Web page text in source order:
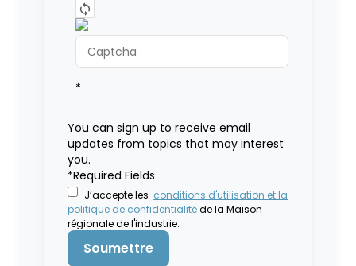
*
You can sign up to receive email
updates from topics that may interest
you.
*Required Fields
J’accepte les conditions d'utilisation et la
politique de confidentialitéde la Maison
régionale de l'industrie.